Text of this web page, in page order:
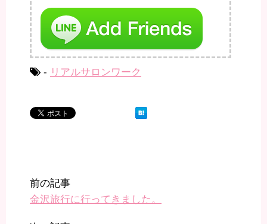
- リアルサロンワーク
前の記事
金沢旅行に行ってきました。